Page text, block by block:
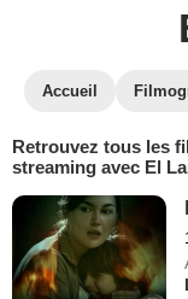
Accueil
Retrouvez tous les
streaming avec El